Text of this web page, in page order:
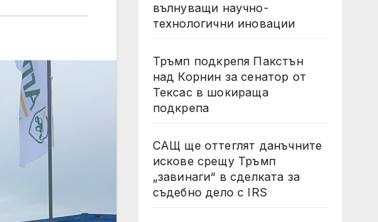
вълнуващи научно-
технологични иновации
Тръмп подкрепя Пакстън
над Корнин за сенатор от
Тексас в шокираща
подкрепа
САЩ ще оттеглят данъчните
искове срещу Тръмп
„завинаги“ в сделката за
съдебно дело с IRS